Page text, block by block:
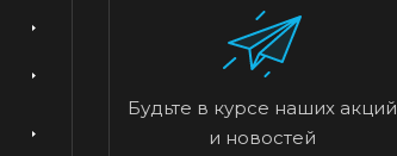
Будьте в курсе наших акций
и новостей